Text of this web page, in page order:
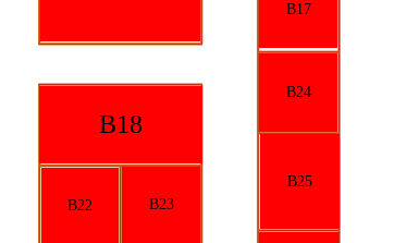
B17
B25
B24
B18
B22 B23